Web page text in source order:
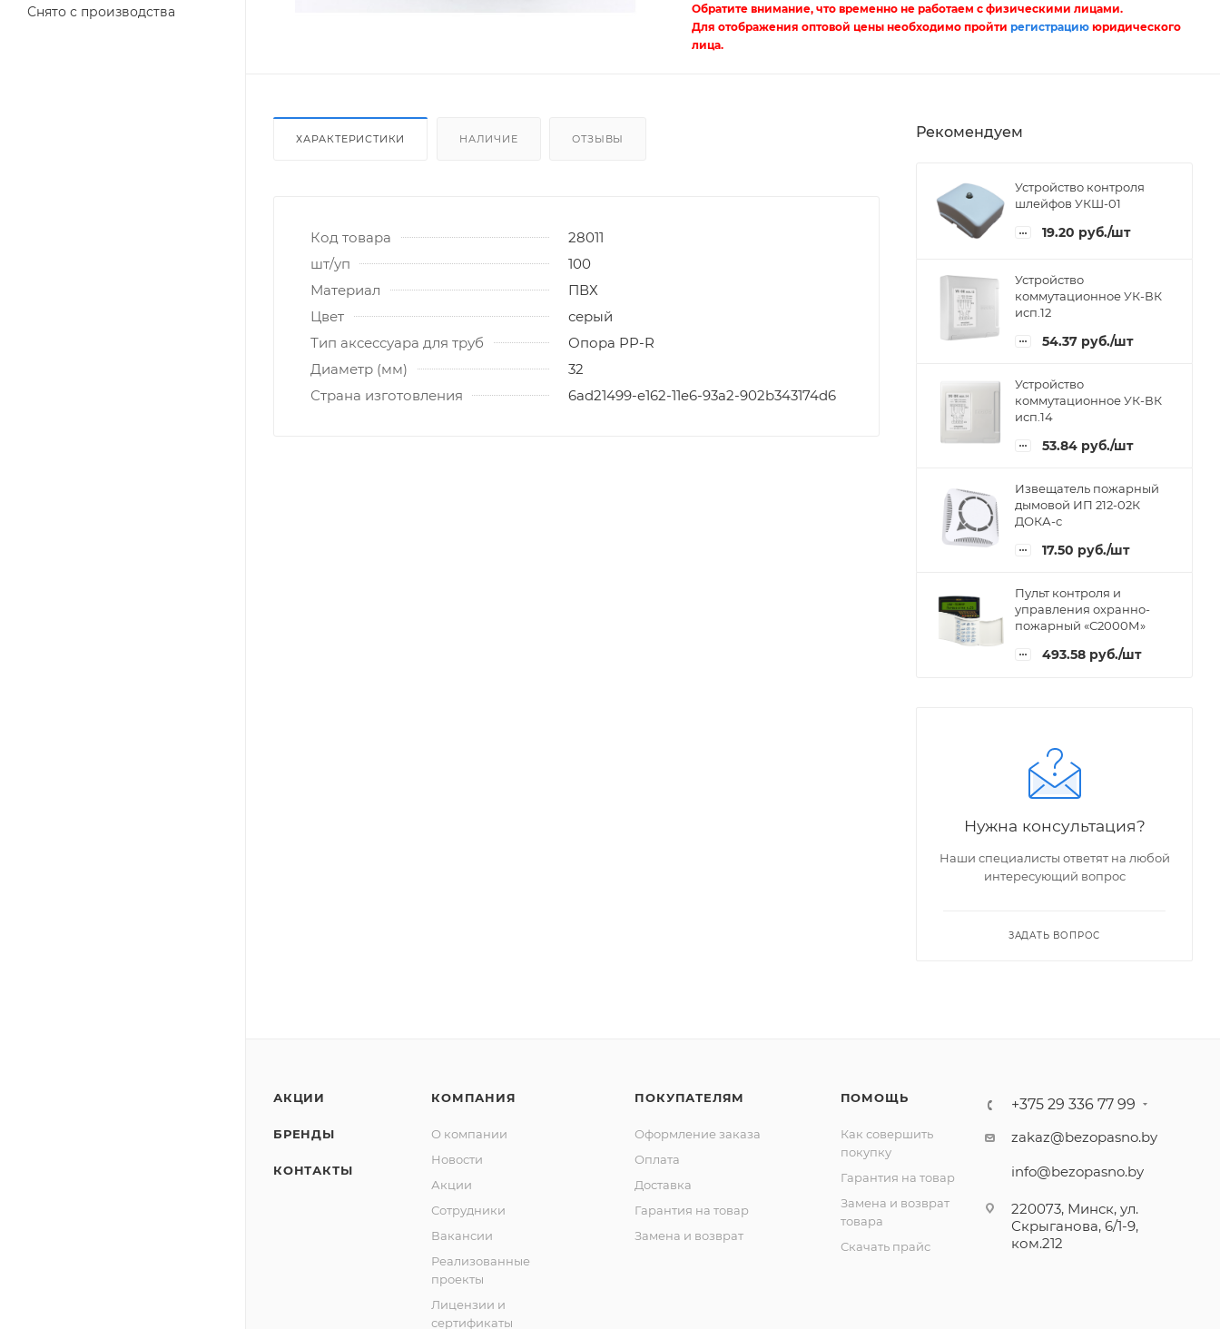
Снято с производства
Обратите внимание, что временно не работаем с физическими лицами.
Для отображения оптовой цены необходимо пройтирегистрацию юридического
лица.
ХАРАКТЕРИСТИКИ НАЛИЧИЕ ОТЗЫВЫ
Код товара
28011
шт/уп
100
Материал
ПВХ
Цвет
серый
Тип аксессуара для труб
Опора PP-R
Диаметр (мм)
32
Страна изготовления
6ad21499-e162-11e6-93a2-902b343174d6
Рекомендуем
Устройство контроля
шлейфов УКШ-01
19.20 руб./шт
Устройство
коммутационное УК-ВК
исп.12
54.37 руб./шт
Устройство
коммутационное УК-ВК
исп.14
53.84 руб./шт
Извещатель пожарный
дымовой ИП 212-02К
ДОКА-с
17.50 руб./шт
Пульт контроля и
управления охранно-
пожарный «С2000М»
493.58 руб./шт
Нужна консультация?
Наши специалисты ответят на любой
интересующий вопрос
ЗАДАТЬ ВОПРОС
АКЦИИ
БРЕНДЫ
КОНТАКТЫ
КОМПАНИЯ
О компании
Новости
Акции
Сотрудники
Вакансии
Реализованные
проекты
Лицензии и
сертификаты
ПОКУПАТЕЛЯМ
Оформление заказа
Оплата
Доставка
Гарантия на товар
Замена и возврат
ПОМОЩЬ
Как совершить
покупку
Гарантия на товар
Замена и возврат
товара
Скачать прайс
+375 29 336 77 99
zakaz@bezopasno.by
info@bezopasno.by
220073, Минск, ул.
Скрыганова, 6/1-9,
ком.212